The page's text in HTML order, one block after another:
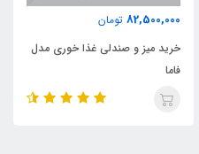
82,500,000 تومان
خرید میز و صندلی غذا خوری مدل
فاما